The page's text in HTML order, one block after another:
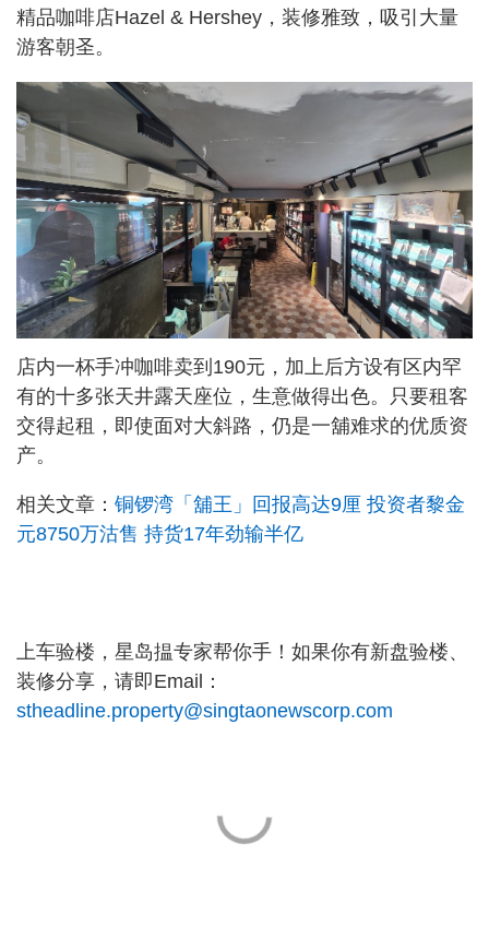
精品咖啡店Hazel & Hershey，装修雅致，吸引大量
游客朝圣。
店内一杯手冲咖啡卖到190元，加上后方设有区内罕
有的十多张天井露天座位，生意做得出色。只要租客
交得起租，即使面对大斜路，仍是一舖难求的优质资
产。
相关文章： 铜锣湾「舖王」回报高达9厘 投资者黎金
元8750万沽售 持货17年劲输半亿
上车验楼，星岛揾专家帮你手！如果你有新盘验楼、
装修分享，请即Email：
stheadline.property@singtaonewscorp.com